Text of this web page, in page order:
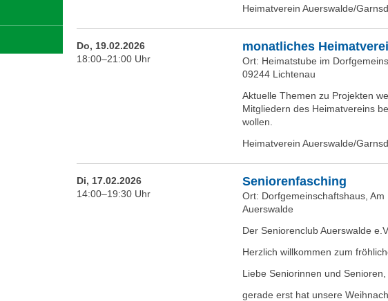
Heimatverein Auerswalde/
Do, 19.02.2026
18:00–21:00 Uhr
monatliches
Ort: Heimatstube im
09244 Lichtenau
Aktuelle Themen zu Projekten
Mitgliedern des Heimatvereins
wollen.
Heimatverein Auerswalde/
Di, 17.02.2026
14:00–19:30 Uhr
Seniorenfasching
Ort: Dorfgemeinschaftshaus,
Auerswalde
Der Seniorenclub Auerswalde
Herzlich willkommen zum
Liebe Seniorinnen und Senioren,
gerade erst hat unsere